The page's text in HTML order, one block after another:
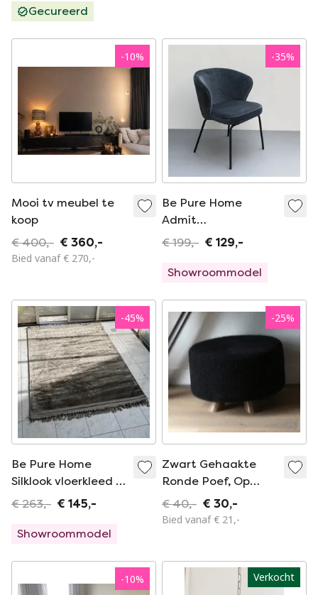
Gecureerd
-10%
Mooi tv meubel te
koop
€ 400,- € 360,-
Bied vanaf € 270,-
-35%
Be Pure Home
Admit
eetkamerstoel
€ 199,- € 129,-
Showroommodel
-45%
Be Pure Home
Silklook vloerkleed -
170x240
€ 263,- € 145,-
Showroommodel
-25%
Zwart Gehaakte
Ronde Poef, Op
Houten Pootjes
€ 40,- € 30,-
Bied vanaf € 21,-
-10% Verkocht